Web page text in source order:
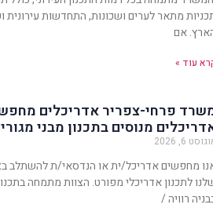
מתאר לערים ושכונות, התחדשות עירונית
אם
עוד »
פרחי-צפריר אדריכלים
מנוסים בתכנון מבני
6, 2026
מחפשים אדריכל/ית או הנדסאי/ת להשתלב
לתכנון אדריכלי מפורט. הצוות מתמחה
רוויה /